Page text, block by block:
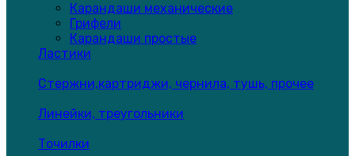
Карандаши механические
Грифели
Карандаши простые
Ластики
Стержни,картриджи, чернила, тушь, прочее
Линейки, треугольники
Точилки